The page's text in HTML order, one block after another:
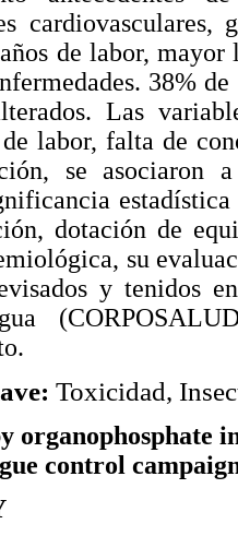
de labor,
38%
Las
labor, falta de
se asociaron
estadística
dotación de
su
y tenidos
Toxicidad,
organophosphate
control